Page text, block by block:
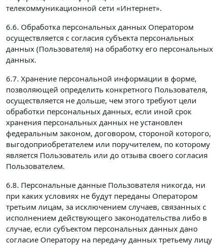
телекоммуникационной сети «Интернет».
6.6. Обработка персональных данных Оператором
осуществляется с согласия субъекта персональных
данных (Пользователя) на обработку его персональных
данных.
6.7. Хранение персональной информации в форме,
позволяющей определить конкретного Пользователя,
осуществляется не дольше, чем этого требуют цели
обработки персональных данных, если иной срок
хранения персональных данных не установлен
федеральным законом, договором, стороной которого,
выгодоприобретателем или поручителем, по которому
является Пользователь или до отзыва своего согласия
Пользователем.
6.8. Персональные данные Пользователя никогда, ни
при каких условиях не будут переданы Оператором
третьим лицам, за исключением случаев, связанных с
исполнением действующего законодательства либо в
случае, если субъектом персональных данных дано
согласие Оператору на передачу данных третьему лицу